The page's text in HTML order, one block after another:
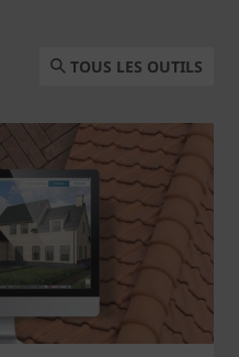
TOUS LES OUTILS